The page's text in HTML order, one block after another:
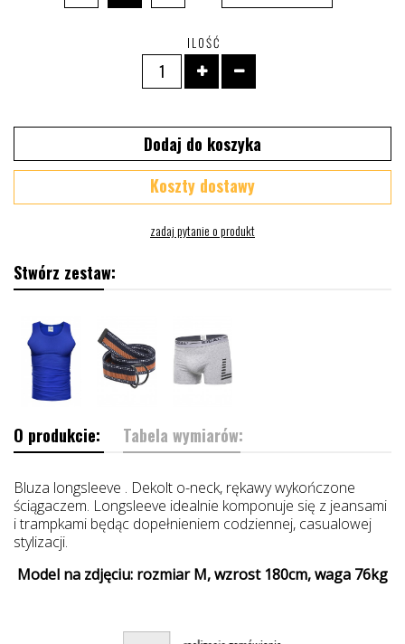
ILOŚĆ
Dodaj do koszyka
Koszty dostawy
Stwórz zestaw:
O produkcie: Tabela wymiarów:
Bluza longsleeve . Dekolt o-neck, rękawy wykończone
ściągaczem. Longsleeve idealnie komponuje się z jeansami
i trampkami będąc dopełnieniem codziennej, casualowej
stylizacji.
Model na zdjęciu: rozmiar M, wzrost 180cm, waga 76kg